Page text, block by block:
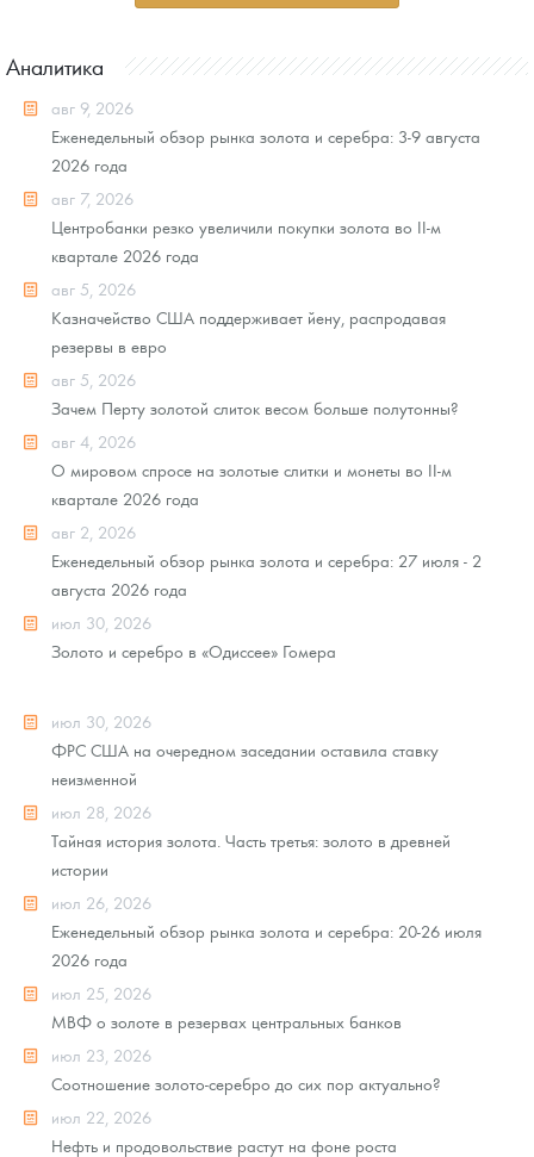
Аналитика
авг 9, 2026
Еженедельный обзор рынка золота и серебра: 3-9 августа
2026 года
авг 7, 2026
Центробанки резко увеличили покупки золота во II-м
квартале 2026 года
авг 5, 2026
Казначейство США поддерживает йену, распродавая
резервы в евро
авг 5, 2026
Зачем Перту золотой слиток весом больше полутонны?
авг 4, 2026
О мировом спросе на золотые слитки и монеты во II-м
квартале 2026 года
авг 2, 2026
Еженедельный обзор рынка золота и серебра: 27 июля - 2
августа 2026 года
июл 30, 2026
Золото и серебро в «Одиссее» Гомера
июл 30, 2026
ФРС США на очередном заседании оставила ставку
неизменной
июл 28, 2026
Тайная история золота. Часть третья: золото в древней
истории
июл 26, 2026
Еженедельный обзор рынка золота и серебра: 20-26 июля
2026 года
июл 25, 2026
МВФ о золоте в резервах центральных банков
июл 23, 2026
Соотношение золото-серебро до сих пор актуально?
июл 22, 2026
Нефть и продовольствие растут на фоне роста